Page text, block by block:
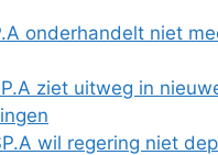
onderhandelt niet
ziet uitweg in
wil regering niet